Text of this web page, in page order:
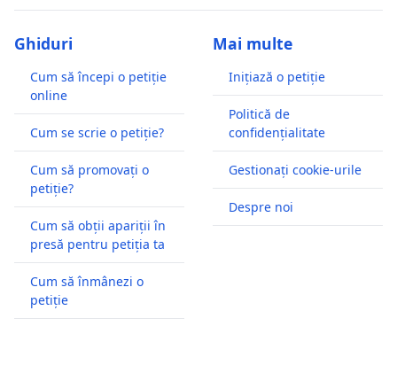
Ghiduri
Cum să începi o petiție
online
Cum se scrie o petiție?
Cum să promovați o
petiție?
Cum să obții apariții în
presă pentru petiția ta
Cum să înmânezi o
petiție
Mai multe
Inițiază o petiție
Politică de
confidențialitate
Gestionați cookie-urile
Despre noi